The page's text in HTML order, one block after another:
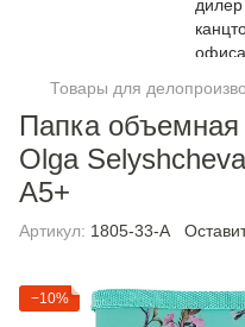
Товары для
Папка
Olga
А5+
Артикул: 1805-33-A
−10%